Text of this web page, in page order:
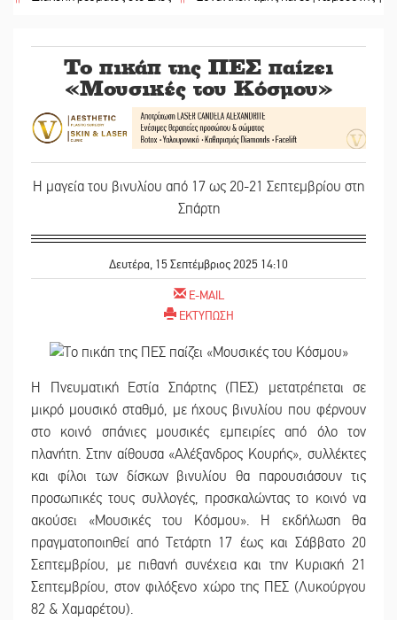
Το πικάπ της ΠΕΣ παίζει
«Μουσικές του Κόσμου»
Η μαγεία του βινυλίου από 17 ως 20-21 Σεπτεμβρίου στη
Σπάρτη
Δευτέρα, 15 Σεπτέμβριος 2025 14:10
E-MAIL
ΕΚΤΥΠΩΣΗ
Η Πνευματική Εστία Σπάρτης (ΠΕΣ) μετατρέπεται σε
μικρό μουσικό σταθμό, με ήχους βινυλίου που φέρνουν
στο κοινό σπάνιες μουσικές εμπειρίες από όλο τον
πλανήτη. Στην αίθουσα «Αλέξανδρος Κουρής», συλλέκτες
και φίλοι των δίσκων βινυλίου θα παρουσιάσουν τις
προσωπικές τους συλλογές, προσκαλώντας το κοινό να
ακούσει «Μουσικές του Κόσμου». Η εκδήλωση θα
πραγματοποιηθεί από Τετάρτη 17 έως και Σάββατο 20
Σεπτεμβρίου, με πιθανή συνέχεια και την Κυριακή 21
Σεπτεμβρίου, στον φιλόξενο χώρο της ΠΕΣ (Λυκούργου
82 & Χαμαρέτου).